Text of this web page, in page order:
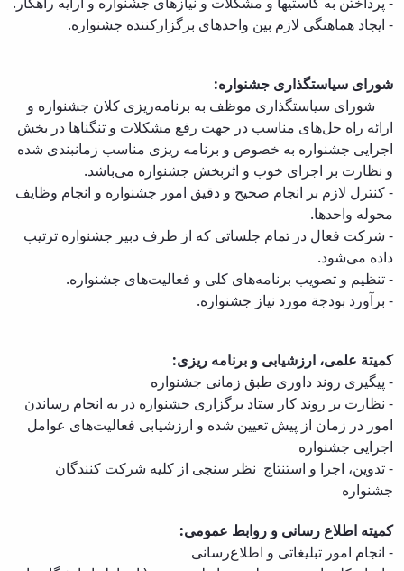
Planning
Director
Social
Support
Services
- ایجاد هماهنگی لازم بین واحدهای برگزارکننده جشنواره.
شورای سیاستگذاری جشنواره:
شورای سیاستگذاری موظف به برنامه‌ریزی کلان جشنواره و
ارائه راه حل‌های مناسب در جهت رفع مشکلات و تنگناها در بخش
اجرایی جشنواره به خصوص و برنامه ریزی مناسب زمانبندی شده
و نظارت بر اجرای خوب و اثربخش جشنواره می‌باشد.
- کنترل لازم بر انجام صحیح و دقیق امور جشنواره و انجام وظایف
محوله واحدها.
- شرکت فعال در تمام جلساتی که از طرف دبیر جشنواره ترتیب
داده می‌شود.
-تنظیم و تصویب برنامه‌های کلی و فعالیت‌های جشنواره.
- برآورد بودجة مورد نیاز جشنواره.
کمیتة‌ علمی، ارزشیابی و برنامه ریزی:
- پیگیری روند داوری طبق زمانی جشنواره
- نظارت بر روند کار ستاد برگزاری جشنواره در به انجام رساندن
امور در زمان از پیش تعیین شده و ارزشیابی فعالیت‌های عوامل
اجرایی جشنواره
-تدوین، اجرا و استنتاج نظر سنجی از کلیه شرکت کنندگان
جشنواره
کمیته اطلاع رسانی و روابط عمومی:
- انجام امور تبلیغاتی و اطلاع‌رسانی